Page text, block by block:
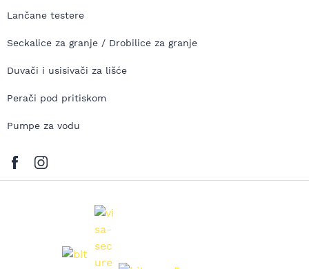
Lančane testere
Seckalice za granje / Drobilice za granje
Duvači i usisivači za lišće
Perači pod pritiskom
Pumpe za vodu